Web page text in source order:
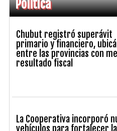
Política
Chubut registró superávit
primario y financiero,
entre las provincias con
resultado fiscal
La Cooperativa incorporó
vehículos para fortalecer la